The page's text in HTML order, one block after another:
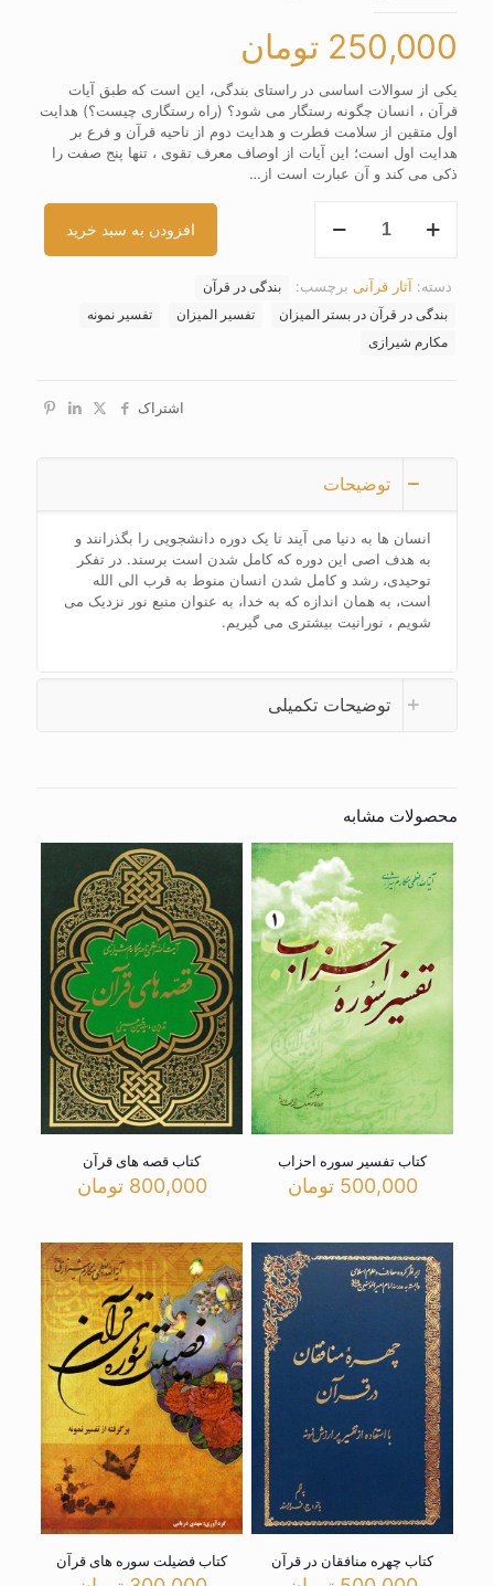
250,000 تومان
یکی از سوالات اساسی در راستای بندگی، این است که طبق آیات
قرآن ، انسان چگونه رستگار می شود؟ (راه رستگاری چیست؟) هدایت
اول متقین از سلامت فطرت و هدایت دوم از ناحیه قرآن و فرع بر
هدایت اول است؛ این آیات از اوصاف معرف تقوی ، تنها پنج صفت را
ذکی می کند و آن عبارت است از…
بندگی
در
بستر
المیزان
افزودن به سبد خرید
دسته: آثار قرآنی برچسب:
بندگی در قرآن
بندگی در قرآن در بستر المیزان
تفسیر المیزان
تفسیر نمونه
مکارم شیرازی
اشتراک
توضیحات
انسان ها به دنیا می آیند تا یک دوره دانشجویی را بگذرانند و
به هدف اصی این دوره که کامل شدن است برسند. در تفکر
توحیدی، رشد و کامل شدن انسان منوط به قرب الی الله
است، به همان اندازه که به خدا، به عنوان منبع نور نزدیک می
شویم ، نورانیت بیشتری می گیریم.
توضیحات تکمیلی
محصولات مشابه
کتاب تفسیر سوره احزاب
500,000 تومان
کتاب قصه های قرآن
800,000 تومان
کتاب چهره منافقان در قرآن کتاب فضیلت سوره های قرآن